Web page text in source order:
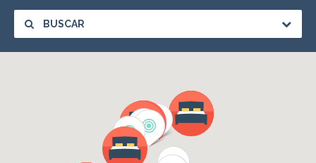
BUSCAR